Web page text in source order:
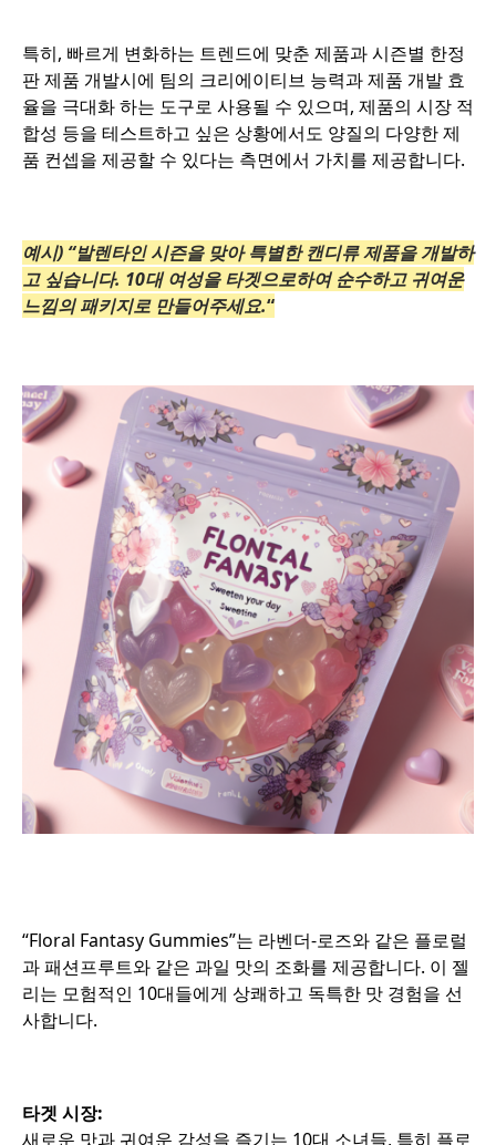
특히, 빠르게 변화하는 트렌드에 맞춘 제품과 시즌별 한정
판 제품 개발시에 팀의 크리에이티브 능력과 제품 개발 효
율을 극대화 하는 도구로 사용될 수 있으며, 제품의 시장 적
합성 등을 테스트하고 싶은 상황에서도 양질의 다양한 제
품 컨셉을 제공할 수 있다는 측면에서 가치를 제공합니다.
예시) “발렌타인 시즌을 맞아 특별한 캔디류 제품을 개발하
고 싶습니다. 10대 여성을 타겟으로하여 순수하고 귀여운
느낌의 패키지로 만들어주세요.“
“Floral Fantasy Gummies”는 라벤더-로즈와 같은 플로럴
과 패션프루트와 같은 과일 맛의 조화를 제공합니다. 이 젤
리는 모험적인 10대들에게 상쾌하고 독특한 맛 경험을 선
사합니다.
타겟 시장:
새로운 맛과 귀여운 감성을 즐기는 10대 소녀들, 특히 플로